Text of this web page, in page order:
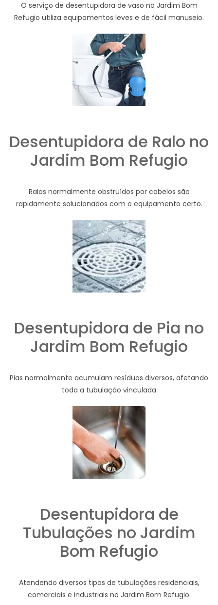
O serviço de desentupidora de vaso no Jardim Bom
Refugio utiliza equipamentos leves e de fácil manuseio.
Desentupidora de Ralo no
Jardim Bom Refugio
Ralos normalmente obstruídos por cabelos são
rapidamente solucionados com o equipamento certo.
Desentupidora de Pia no
Jardim Bom Refugio
Pias normalmente acumulam resíduos diversos, afetando
toda a tubulação vinculada
Desentupidora de
Tubulações no Jardim
Bom Refugio
Atendendo diversos tipos de tubulações residenciais,
comerciais e industriais no Jardim Bom Refugio.